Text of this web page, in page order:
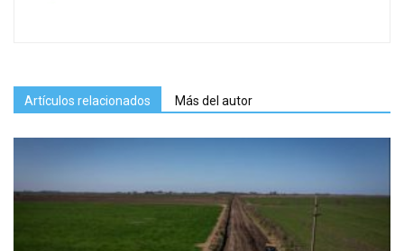
Artículos relacionados Más del autor